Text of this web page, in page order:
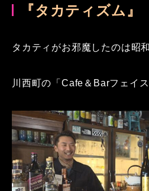
『タカティズム』
タカティがお邪魔したのは昭
川西町の「Cafe＆Barフェイ